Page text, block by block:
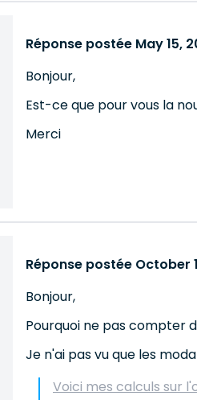
Réponse postée May 15,
Bonjour,
Est-ce que pour vous la
Merci
Réponse postée October
Bonjour,
Pourquoi ne pas compter
Je n'ai pas vu que les
Voici mes calculs sur